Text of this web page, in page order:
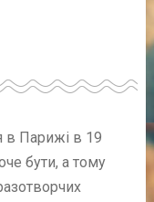
в Парижі в 19
бути, а тому